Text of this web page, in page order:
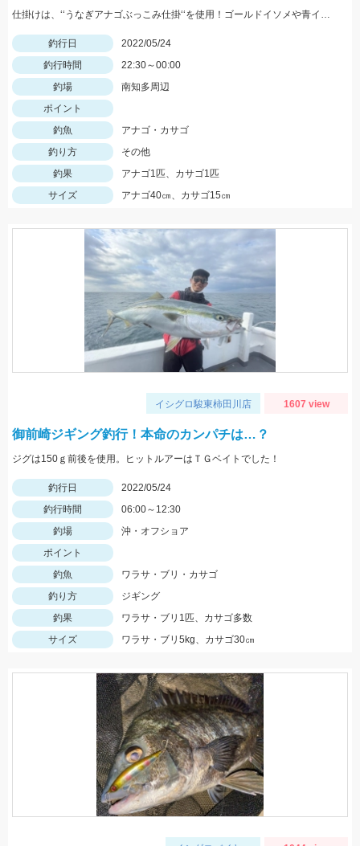
仕掛けは、‘‘うなぎアナゴぶっこみ仕掛‘‘を使用！ゴールドイソメや青イソメの房掛けがオススメ‼
釣行日
2022/05/24
釣行時間
22:30～00:00
釣場
南知多周辺
ポイント
釣魚
アナゴ・カサゴ
釣り方
その他
釣果
アナゴ1匹、カサゴ1匹
サイズ
アナゴ40㎝、カサゴ15㎝
イシグロ駿東柿田川店 1607 view
御前崎ジギング釣行！本命のカンパチは…？
ジグは150ｇ前後を使用。ヒットルアーはＴＧベイトでした！
釣行日
2022/05/24
釣行時間
06:00～12:30
釣場
沖・オフショア
ポイント
釣魚
ワラサ・ブリ・カサゴ
釣り方
ジギング
釣果
ワラサ・ブリ1匹、カサゴ多数
サイズ
ワラサ・ブリ5kg、カサゴ30㎝